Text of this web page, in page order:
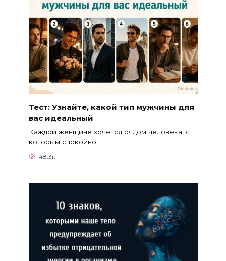
Тест: Узнайте, какой тип мужчины для
вас идеальный
Каждой женщине хочется рядом человека, с
которым спокойно
48.3к.